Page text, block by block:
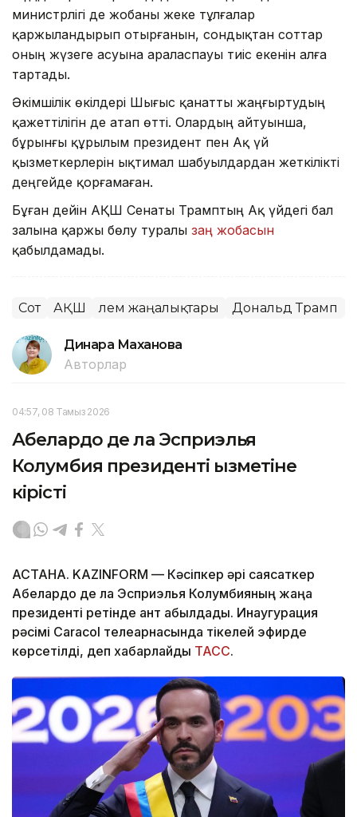
министрлігі де жобаны жеке тұлғалар
қаржыландырып отырғанын, сондықтан соттар
оның жүзеге асуына араласпауы тиіс екенін алға
тартады.
Әкімшілік өкілдері Шығыс қанатты жаңғыртудың
қажеттілігін де атап өтті. Олардың айтуынша,
бұрынғы құрылым президент пен Ақ үй
қызметкерлерін ықтимал шабуылдардан жеткілікті
деңгейде қорғамаған.
Бұған дейін АҚШ Сенаты Трамптың Ақ үйдегі бал
залына қаржы бөлу туралы заң жобасын
қабылдамады.
Сот АҚШ Әлем жаңалықтары Дональд Трамп
Динара Маханова
Авторлар
04:57, 08 Тамыз 2026
Абелардо де ла Эсприэлья
Колумбия президенті қызметіне
кірісті
АСТАНА. KAZINFORM — Кәсіпкер әрі саясаткер
Абелардо де ла Эсприэлья Колумбияның жаңа
президенті ретінде ант қабылдады. Инаугурация
рәсімі Caracol телеарнасында тікелей эфирде
көрсетілді, деп хабарлайды ТАСС.